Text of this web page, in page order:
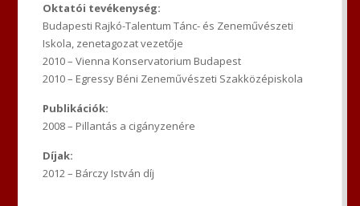
Oktatói tevékenység:
Budapesti Rajkó-Talentum Tánc- és Zeneművészeti
Iskola, zenetagozat vezetője
2010 – Vienna Konservatorium Budapest
2010 – Egressy Béni Zeneművészeti Szakközépiskola
Publikációk:
2008 – Pillantás a cigányzenére
Díjak:
2012 – Bárczy István díj